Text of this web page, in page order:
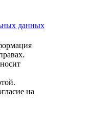
данных
на